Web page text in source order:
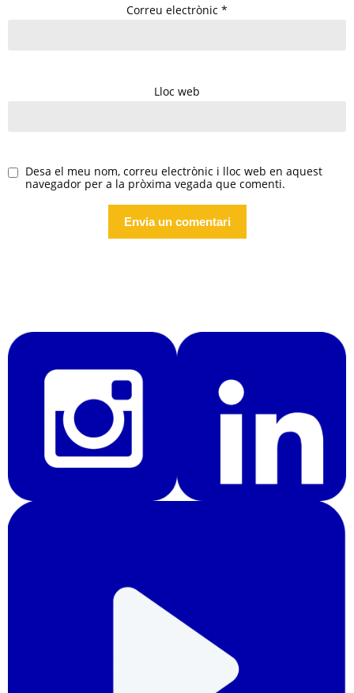
Correu electrònic *
Lloc web
Desa el meu nom, correu electrònic i lloc web en aquest
navegador per a la pròxima vegada que comenti.